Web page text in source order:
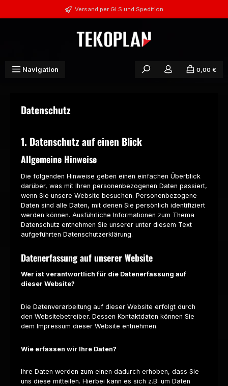
Zum Hauptinhalt springenVersand per GLS und Spedition
Navigation 0,00 €
Datenschutz
1. Datenschutz auf einen Blick
Allgemeine Hinweise
Die folgenden Hinweise geben einen einfachen Überblick
darüber, was mit Ihren personenbezogenen Daten passiert,
wenn Sie unsere Website besuchen. Personenbezogene
Daten sind alle Daten, mit denen Sie persönlich identifiziert
werden können. Ausführliche Informationen zum Thema
Datenschutz entnehmen Sie unserer unter diesem Text
aufgeführten Datenschutzerklärung.
Datenerfassung auf unserer Website
Wer ist verantwortlich für die Datenerfassung auf
dieser Website?
Die Datenverarbeitung auf dieser Website erfolgt durch
den Websitebetreiber. Dessen Kontaktdaten können Sie
dem Impressum dieser Website entnehmen.
Wie erfassen wir Ihre Daten?
Ihre Daten werden zum einen dadurch erhoben, dass Sie
uns diese mitteilen. Hierbei kann es sich z.B. um Daten